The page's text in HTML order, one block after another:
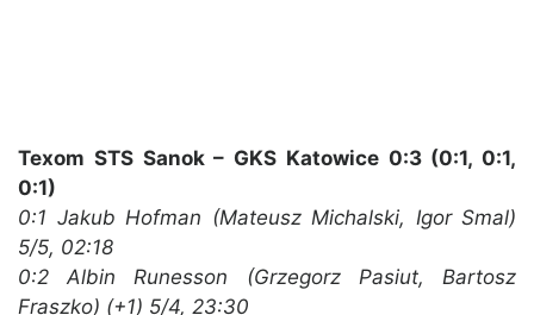
Texom STS Sanok – GKS Katowice 0:3 (0:1, 0:1,
0:1)
0:1 Jakub Hofman (Mateusz Michalski, Igor Smal)
5/5, 02:18
0:2 Albin Runesson (Grzegorz Pasiut, Bartosz
Fraszko) (+1) 5/4, 23:30